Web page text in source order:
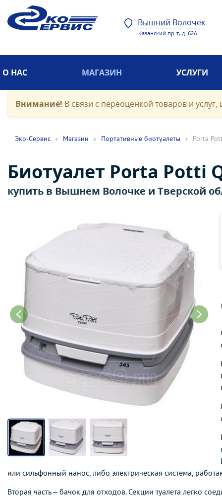
Вышний Волочек
Казанский пр-т, д. 62А
О НАС МАГАЗИН УСЛУГИ
Внимание! В связи с переоценкой товаров и
Эко-Cервис › Магазин › Портативные биотуалеты › Porta
Биотуалет Porta Potti
купить в Вышнем Волочке и Тверской
или сильфонный нанос, либо электрическая система,
Вторая часть – бачок для отходов. Секции туалета легко